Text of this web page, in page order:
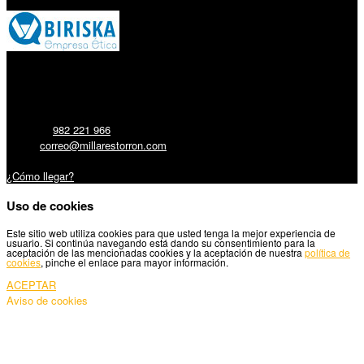
982 221 966
correo@millarestorron.com
¿Cómo llegar?
Uso de cookies
Este sitio web utiliza cookies para que usted tenga la mejor experiencia de
usuario. Si continúa navegando está dando su consentimiento para la
aceptación de las mencionadas cookies y la aceptación de nuestra política de
cookies, pinche el enlace para mayor información.
ACEPTAR
Aviso de cookies